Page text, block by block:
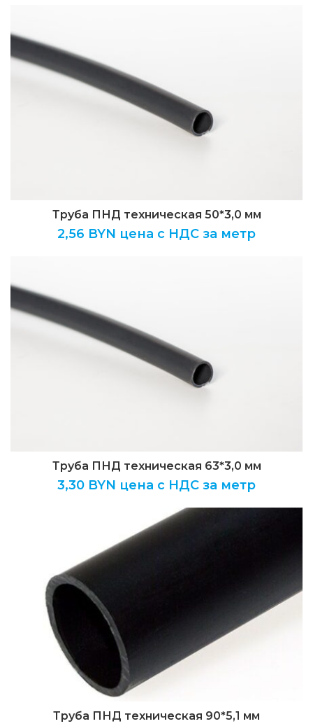
Труба ПНД техническая 50*3,0 мм
2,56 BYN цена с НДС за метр
Труба ПНД техническая 63*3,0 мм
3,30 BYN цена с НДС за метр
Труба ПНД техническая 90*5,1 мм